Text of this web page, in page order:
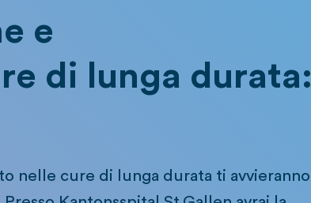
e
di lunga durata:
nelle cure di lunga durata ti avvieranno